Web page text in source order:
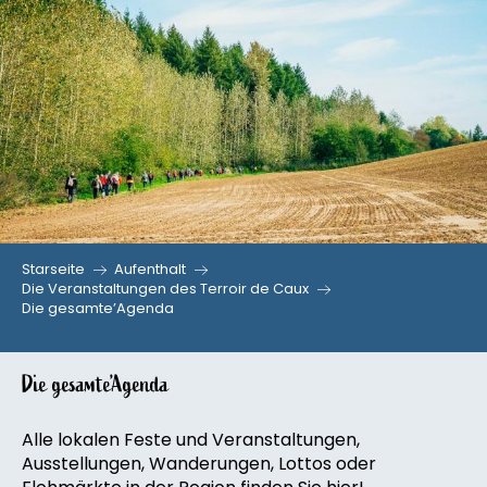
Aller
au
contenu
principal
Starseite
Aufenthalt
Die Veranstaltungen des Terroir de Caux
Die gesamte’Agenda
Die gesamte’Agenda
Alle lokalen Feste und Veranstaltungen,
Ausstellungen, Wanderungen, Lottos oder